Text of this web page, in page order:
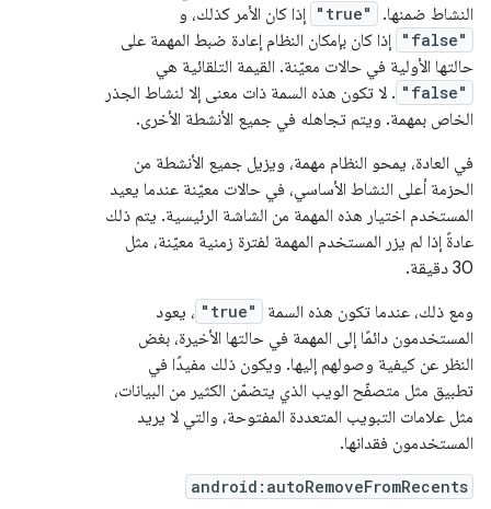
النشاط ضمنها. "true" إذا كان الأمر كذلك، و
"false"
إذا كان بإمكان النظام إعادة ضبط المهمة على
حالتها الأولية في حالات معيّنة. القيمة التلقائية هي
"false" . لا تكون هذه السمة ذات معنى إلا لنشاط الجذر
الخاص بمهمة. ويتم تجاهله في جميع الأنشطة الأخرى.
في العادة، يمحو النظام مهمة، ويزيل جميع الأنشطة من
الحزمة أعلى النشاط الأساسي، في حالات معيّنة عندما يعيد
المستخدم اختيار هذه المهمة من الشاشة الرئيسية. يتم ذلك
عادةً إذا لم يزر المستخدم المهمة لفترة زمنية معيّنة، مثل
30 دقيقة.
ومع ذلك، عندما تكون هذه السمة
"true" ، يعود
المستخدمون دائمًا إلى المهمة في حالتها الأخيرة، بغض
النظر عن كيفية وصولهم إليها. ويكون ذلك مفيدًا في
تطبيق مثل متصفّح الويب الذي يتضمّن الكثير من البيانات،
مثل علامات التبويب المتعددة المفتوحة، والتي لا يريد
المستخدمون فقدانها.
android:autoRemoveFromRecents